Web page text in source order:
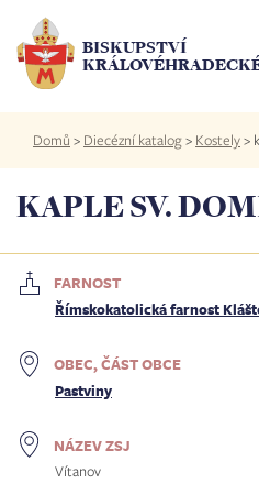
hlavnímu
obsahu
BISKUPSTVÍ
Drobečková
navigace
Domů > Diecézní katalog> Kostely>
KAPLE SV.
FARNOST
Římskokatolická farnost
OBEC, ČÁST OBCE
Pastviny
NÁZEV ZSJ
Vítanov